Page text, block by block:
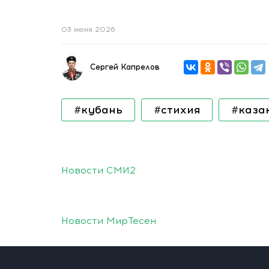
03 июня 2026
Сергей Капрелов
#кубань #стихия
Новости СМИ2
Новости МирТесен